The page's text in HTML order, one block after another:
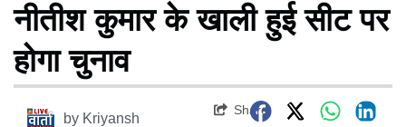
नीतीश कुमार के खाली हुई सीट पर
होगा चुनाव
by Kriyansh
Share